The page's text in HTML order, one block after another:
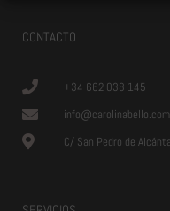
CONTACTO
+34 662 038 145
info@carolinabello.com
C/ San Pedro de